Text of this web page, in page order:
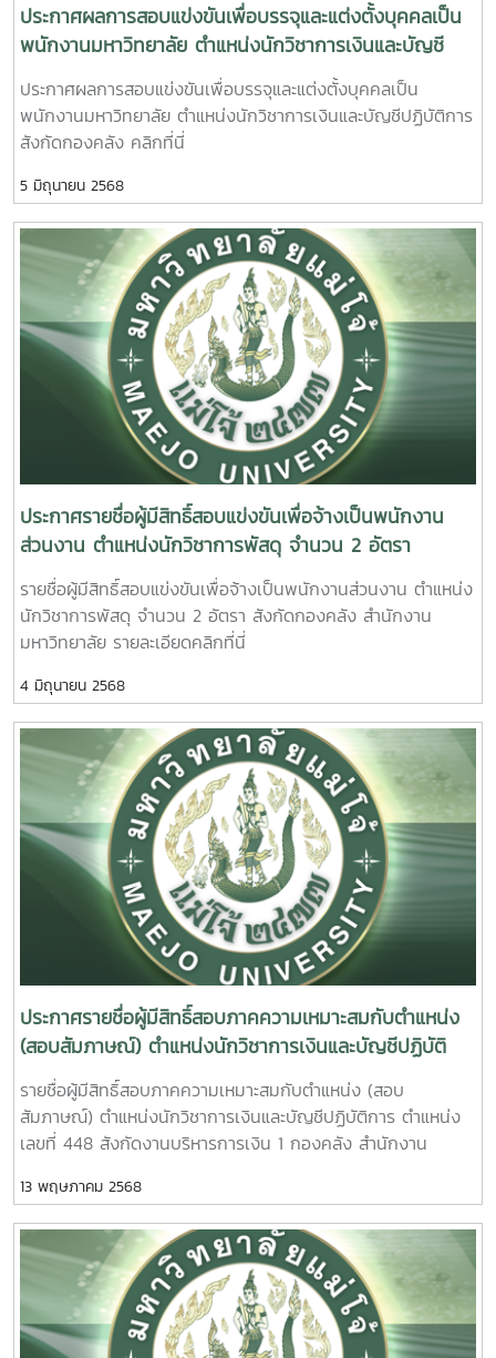
ประกาศผลการสอบแข่งขันเพื่อบรรจุและแต่งตั้งบุคคลเป็น
พนักงานมหาวิทยาลัย ตำแหน่งนักวิชาการเงินและบัญชี
ปฏิบัติการ สังกัดกองคลัง
ประกาศผลการสอบแข่งขันเพื่อบรรจุและแต่งตั้งบุคคลเป็น
พนักงานมหาวิทยาลัย ตำแหน่งนักวิชาการเงินและบัญชีปฏิบัติการ
สังกัดกองคลัง คลิกที่นี่
5 มิถุนายน 2568
ประกาศรายชื่อผู้มีสิทธิ์สอบแข่งขันเพื่อจ้างเป็นพนักงาน
ส่วนงาน ตำแหน่งนักวิชาการพัสดุ จำนวน 2 อัตรา
รายชื่อผู้มีสิทธิ์สอบแข่งขันเพื่อจ้างเป็นพนักงานส่วนงาน ตำแหน่ง
นักวิชาการพัสดุ จำนวน 2 อัตรา สังกัดกองคลัง สำนักงาน
มหาวิทยาลัย รายละเอียดคลิกที่นี่
4 มิถุนายน 2568
ประกาศรายชื่อผู้มีสิทธิ์สอบภาคความเหมาะสมกับตำแหน่ง
(สอบสัมภาษณ์) ตำแหน่งนักวิชาการเงินและบัญชีปฏิบัติ
การ ตำแหน่งเลขที่ 448 สังกัดงานบริหารการเงิน 1 กอง
คลัง สำนักงานมหาวิทยาลัย
รายชื่อผู้มีสิทธิ์สอบภาคความเหมาะสมกับตำแหน่ง (สอบ
สัมภาษณ์) ตำแหน่งนักวิชาการเงินและบัญชีปฏิบัติการ ตำแหน่ง
เลขที่ 448 สังกัดงานบริหารการเงิน 1 กองคลัง สำนักงาน
13 พฤษภาคม 2568